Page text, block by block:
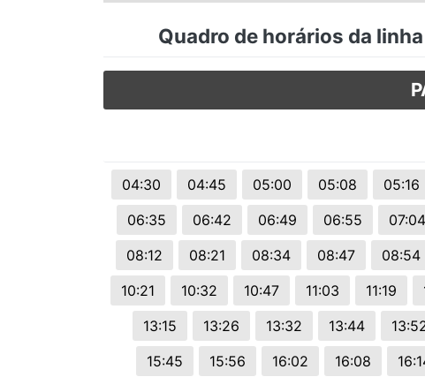
Quadro de horários da
04:30 04:45 05:00 05:08 05:16
06:35
06:42 06:49 06:55 07:04
08:12
08:21 08:34 08:47 08:54
10:21
10:32 10:47 11:03 11:19
13:15
13:26 13:32 13:44
15:45
15:56 16:02 16:08